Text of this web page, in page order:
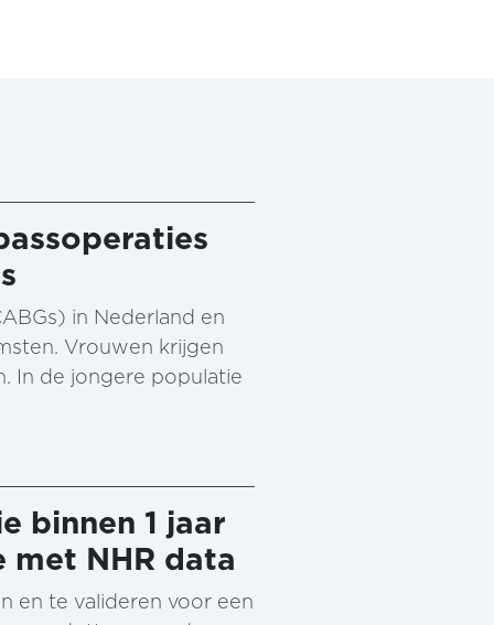
in Nederland en
Vrouwen krijgen
In de jongere populatie
binnen 1 jaar
met NHR data
en te valideren voor een